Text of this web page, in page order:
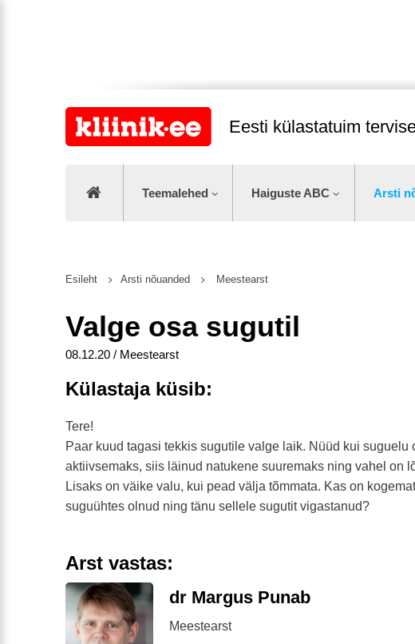
Eesti külastatuim
Teemalehed Haiguste ABC Arsti
Esileht Arsti nõuanded Meestearst
Valge osa sugutil
08.12.20 / Meestearst
Külastaja küsib:
Tere!
Paar kuud tagasi tekkis sugutile valge laik. Nüüd kui suguelu
aktiivsemaks, siis läinud natukene suuremaks ning vahel on
Lisaks on väike valu, kui pead välja tõmmata. Kas on
suguühtes olnud ning tänu sellele sugutit vigastanud?
Arst vastas:
dr Margus Punab
Meestearst